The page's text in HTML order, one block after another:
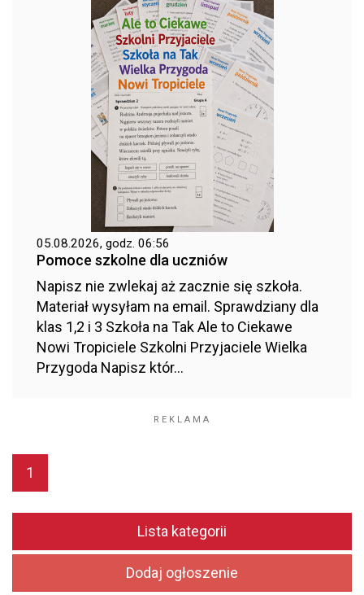
05.08.2026, godz. 06:56
Pomoce szkolne dla uczniów
Napisz nie zwlekaj aż zacznie się szkoła.
Materiał wysyłam na email. Sprawdziany dla
klas 1,2 i 3 Szkoła na Tak Ale to Ciekawe
Nowi Tropiciele Szkolni Przyjaciele Wielka
Przygoda Napisz któr...
REKLAMA
1
Lista kategorii
Dodaj ogłoszenie